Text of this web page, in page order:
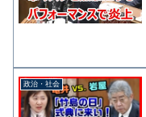
政治・社会